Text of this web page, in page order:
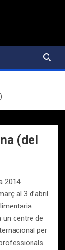
(del
2014
al 3 d’abril
un centre de
per